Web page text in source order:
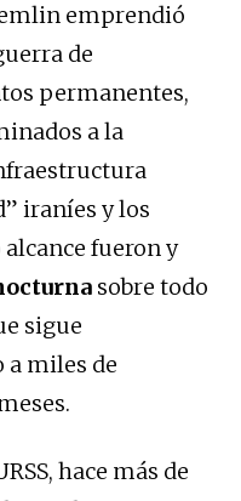
emprendió
de
permanentes,
a la
iraníes y los
fueron y
sobre todo
sigue
a miles de
hace más de